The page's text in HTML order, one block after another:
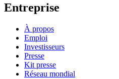
Entreprise
À propos
Emploi
Investisseurs
Presse
Kit presse
Réseau mondial